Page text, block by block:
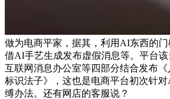
做为电商平家，据其，利用AI东西的
借AI手艺生成发布虚假消息等。平台
互联网消息办公室等四部分结合发布
标识法子》，这也是电商平台初次针
缚办法。还有网店的客服说？